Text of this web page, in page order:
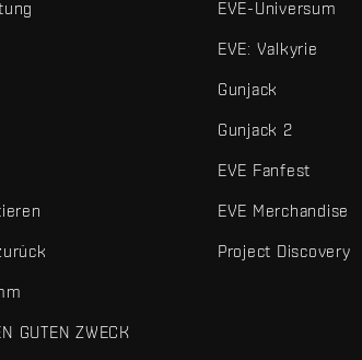
GUTEN ZWECK
EVE-Universum
EVE: Valkyrie
Gunjack
Gunjack 2
EVE Fanfest
EVE Merchandise
Project Discovery